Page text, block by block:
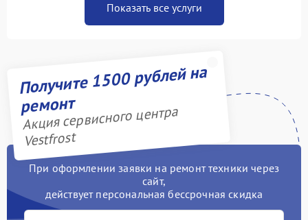
Показать все услуги
Получите 1500 рублей на
ремонт
Акция сервисного центра
Vestfrost
При оформлении заявки на ремонт техники через
сайт,
действует персональная бессрочная скидка